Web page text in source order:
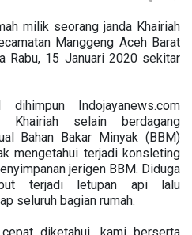
milik seorang janda Khairiah
Manggeng Aceh Barat
Rabu, 15 Januari 2020 sekitar
Indojayanews.com
Khairiah selain berdagang
Bahan Bakar Minyak (BBM)
mengetahui terjadi konsleting
jerigen BBM. Diduga
terjadi letupan api lalu
seluruh bagian rumah.